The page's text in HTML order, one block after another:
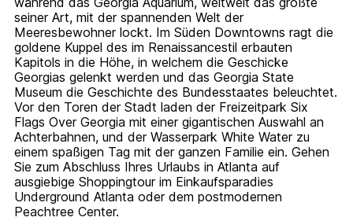
seiner Art, mit der spannenden Welt der
Meeresbewohner lockt. Im Süden Downtowns ragt die
goldene Kuppel des im Renaissancestil erbauten
Kapitols in die Höhe, in welchem die Geschicke
Georgias gelenkt werden und das Georgia State
Museum die Geschichte des Bundesstaates beleuchtet.
Vor den Toren der Stadt laden der Freizeitpark Six
Flags Over Georgia mit einer gigantischen Auswahl an
Achterbahnen, und der Wasserpark White Water zu
einem spaßigen Tag mit der ganzen Familie ein. Gehen
Sie zum Abschluss Ihres Urlaubs in Atlanta auf
ausgiebige Shoppingtour im Einkaufsparadies
Underground Atlanta oder dem postmodernen
Peachtree Center.